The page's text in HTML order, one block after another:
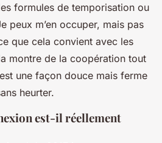
formules de temporisation ou
peux m’en occuper, mais pas
que cela convient avec les
montre de la coopération tout
une façon douce mais ferme
heurter.
est-il réellement